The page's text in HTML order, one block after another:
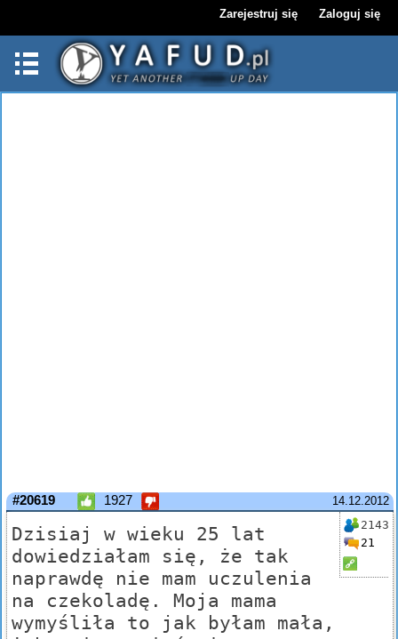
Zarejestruj się Zaloguj się
14.12.2012
#20619 1927
2143
21
Dzisiaj w wieku 25 lat
dowiedziałam się, że tak
naprawdę nie mam uczulenia
na czekoladę. Moja mama
wymyśliła to jak byłam mała,